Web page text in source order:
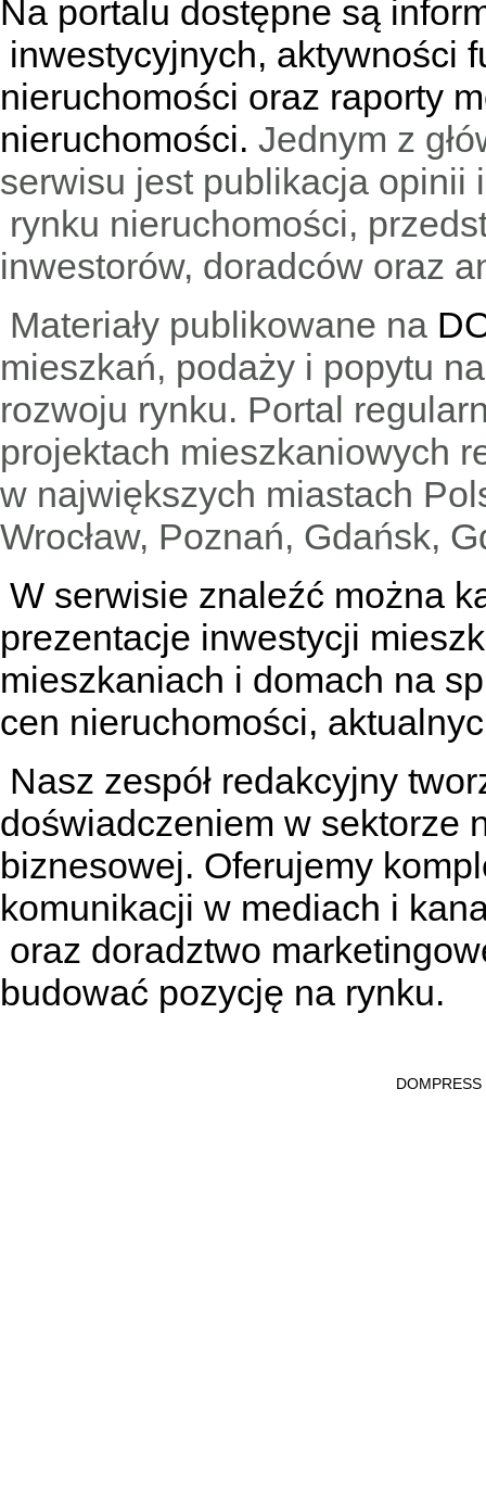
Na portalu dostępne są
inwestycyjnych, aktywności
nieruchomości oraz raporty
nieruchomości. Jednym z
serwisu jest publikacja
rynku nieruchomości,
inwestorów, doradców oraz
Materiały publikowane na
mieszkań, podaży i popytu
rozwoju rynku. Portal
projektach mieszkaniowych
w największych miastach
Wrocław, Poznań, Gdańsk,
W serwisie znaleźć można
prezentacje inwestycji
mieszkaniach i domach na
cen nieruchomości,
Nasz zespół redakcyjny
doświadczeniem w sektorze
biznesowej. Oferujemy
komunikacji w mediach i
oraz doradztwo
budować pozycję na rynku.